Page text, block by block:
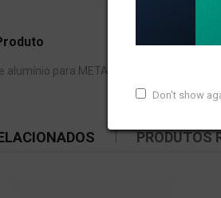
Don't show
alumínio para METAL XÁ, com peso linear
PRODUTOS